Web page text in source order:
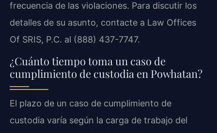
frecuencia de las violaciones. Para discutir los
detalles de su asunto, contacte a Law Offices
Of SRIS, P.C. al (888) 437-7747.
¿Cuánto tiempo toma un caso de
cumplimiento de custodia en Powhatan?
El plazo de un caso de cumplimiento de
custodia varía según la carga de trabajo del